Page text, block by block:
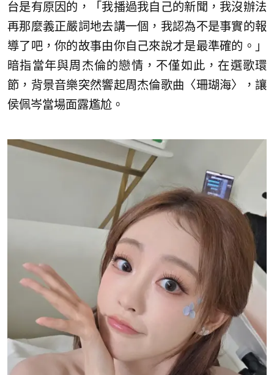
台是有原因的，「我播過我自己的新聞，我沒辦法
再那麼義正嚴詞地去講一個，我認為不是事實的報
導了吧，你的故事由你自己來說才是最準確的。」
暗指當年與周杰倫的戀情，不僅如此，在選歌環
節，背景音樂突然響起周杰倫歌曲〈珊瑚海〉，讓
侯佩岑當場面露尷尬。